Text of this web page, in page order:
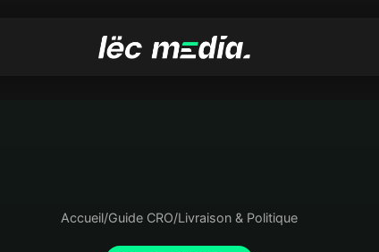
Accueil/Guide CRO/Livraison & Politique